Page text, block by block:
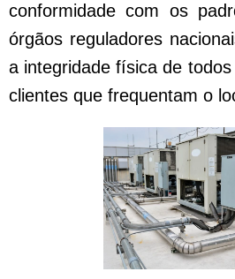
conformidade com os
órgãos reguladores
a integridade física de
clientes que frequentam o